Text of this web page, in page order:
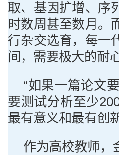
取、基因扩增、序
时数周甚至数月。
行杂交选育，每一
间，需要极大的耐
“如果一篇论文
要测试分析至少
最有意义和最有创
作为高校教师，